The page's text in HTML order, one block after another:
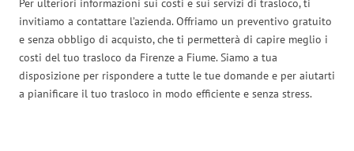
Per ulteriori informazioni sui costi e sui servizi di trasloco, ti
invitiamo a contattare l’azienda. Offriamo un preventivo gratuito
e senza obbligo di acquisto, che ti permetterà di capire meglio i
costi del tuo trasloco da Firenze a Fiume. Siamo a tua
disposizione per rispondere a tutte le tue domande e per aiutarti
a pianificare il tuo trasloco in modo efficiente e senza stress.